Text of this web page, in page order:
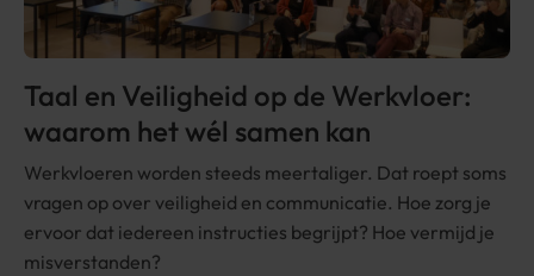
Taal en Veiligheid op de Werkvloer:
waarom het wél samen kan
Werkvloeren worden steeds meertaliger. Dat roept soms
vragen op over veiligheid en communicatie. Hoe zorg je
ervoor dat iedereen instructies begrijpt? Hoe vermijd je
misverstanden?